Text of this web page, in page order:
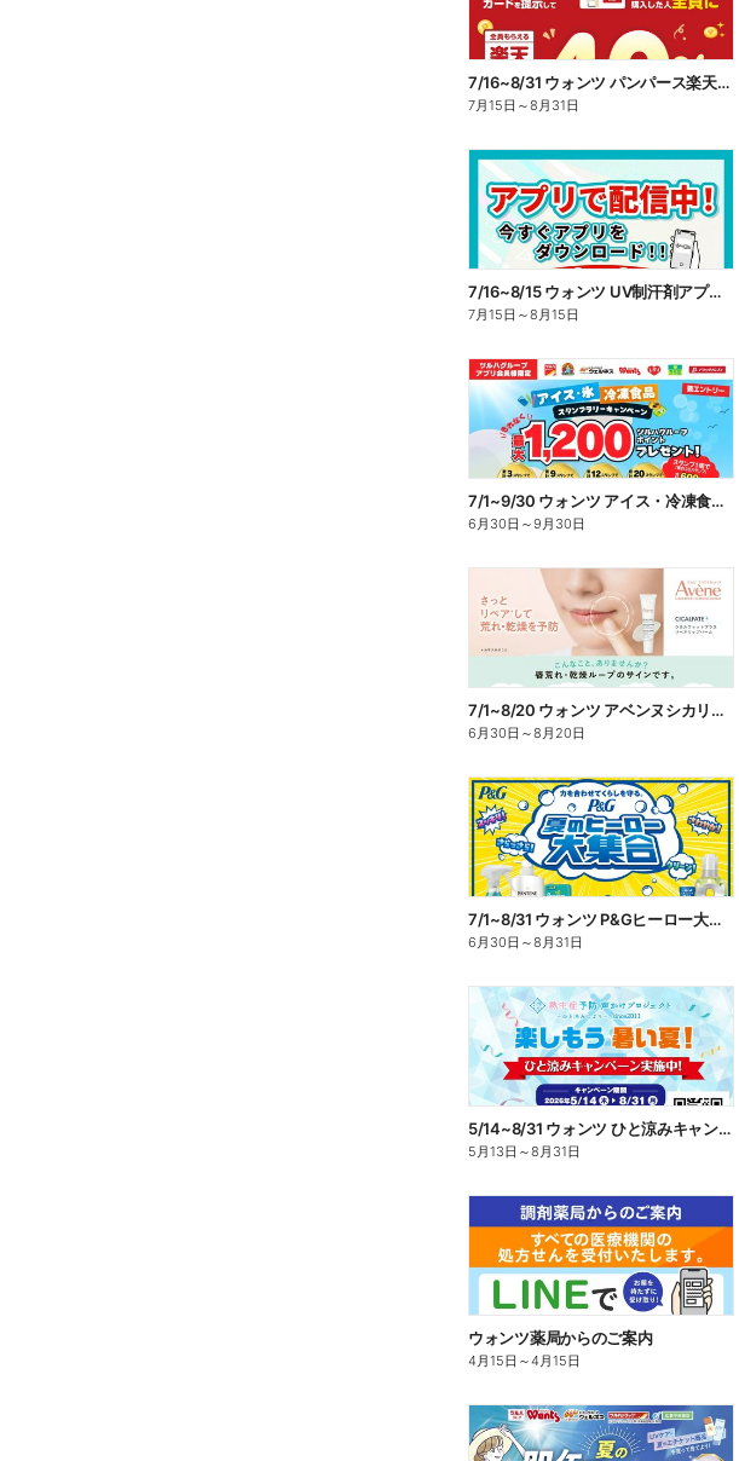
7/16~8/31 ウォンツ パンパース楽天ポイント還元企画
7月15日 ～8月31日
7/16~8/15 ウォンツ UV制汗剤アプリ企画
7月15日 ～8月15日
7/1~9/30 ウォンツ アイス・冷凍食品スタンプラリーキャンペーン企
6月30日 ～9月30日
7/1~8/20 ウォンツ アベンヌシカリップ予約
6月30日 ～8月20日
7/1~8/31 ウォンツ P&Gヒーロー大集合キャンペーン企画ー1
6月30日 ～8月31日
5/14~8/31 ウォンツ ひと涼みキャンペーン
5月13日 ～8月31日
ウォンツ薬局からのご案内
4月15日 ～4月15日